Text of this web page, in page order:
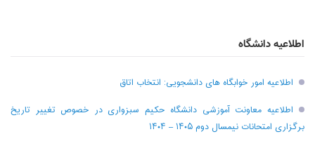
اطلاعیه دانشگاه
اطلاعیه امور خوابگاه های دانشجویی: انتخاب اتاق
اطلاعیه معاونت آموزشی دانشگاه حکیم سبزواری در خصوص تغییر تاریخ
برگزاری امتحانات نیمسال دوم ۱۴۰۵ – ۱۴۰۴